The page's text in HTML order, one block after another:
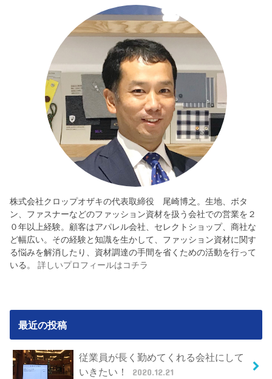
株式会社クロップオザキの代表取締役 尾崎博之。生地、ボタ
ン、ファスナーなどのファッション資材を扱う会社での営業を２
０年以上経験。顧客はアパレル会社、セレクトショップ、商社な
ど幅広い。その経験と知識を生かして、ファッション資材に関す
る悩みを解消したり、資材調達の手間を省くための活動を行って
いる。詳しいプロフィールはコチラ
最近の投稿
従業員が長く勤めてくれる会社にして
いきたい！
2020.12.21